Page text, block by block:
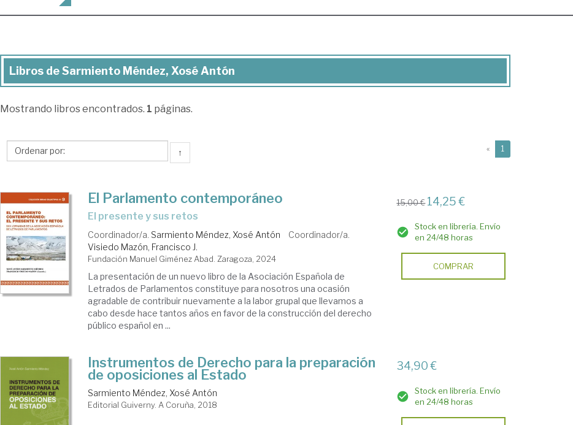
Libros
Sarmiento
Xosé
Libros de Sarmiento Méndez, Xosé Antón
Mostrando libros encontrados. 1 páginas.
↑ « 1
El Parlamento contemporáneo
el presente y sus retos
Coordinador/a. Sarmiento Méndez, Xosé Antón
Coordinador/a.
Visiedo Mazón, Francisco J.
Fundación Manuel Giménez Abad. Zaragoza, 2024
La presentación de un nuevo libro de la Asociación Española de
Letrados de Parlamentos constituye para nosotros una ocasión
agradable de contribuir nuevamente a la labor grupal que llevamos a
cabo desde hace tantos años en favor de la construcción del derecho
público español en ...
15,00 € 14,25 €
Stock en librería. Envío
en 24/48 horas
COMPRAR
Instrumentos de Derecho para la preparación
de oposiciones al Estado
Sarmiento Méndez, Xosé Antón
Editorial Guiverny. A Coruña, 2018
34,90 €
Stock en librería. Envío
en 24/48 horas